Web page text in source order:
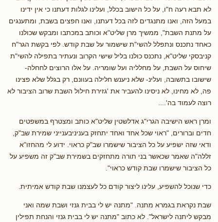
לא תבא רעה ח"ו, על כל הישוב בכלל, ועלינו לגלות דעתנו כי אין ידינו
במעל הזה, ואנו מתנגדים לזה בכל דעתנו, ואנו חפצים בשבת, ומתענגים
על מתנת השבת", ממשיך מרן שליט"א וכותב במכתבו ומבקש שכולנו
כאחד נתכנס ונתפלל להשי"ת שישמור על שבת קודש. לפי בקשת הגר"ח
קניבסקי שליט"א, נתכנס כולנו בליל שישי הקרוב ונעתיר בתפילה להשי"ת
שיחוס על השבת, על מחלליה ועל שומריה. על אלו הרוצים לחחלה-
שישובו בתשובה, ועלינ- שלא ניענש חלילה בעוונם, רק בגלל שלא פצינו
פה, לא מחינו, לא ניסינו להעביר את 'גזירת חילול השבת שרוב הציבור לא
רוצה לעמוד בה'....
ומרן ראש הישיבה הגרי"ג אדלשטין שליט"א כותב ומצטרף במשפטים
חדים וברורים, "ראוי שכל אחד ואחד יתחזק בעניניבענייני שמירת שב"ק,
ודאי שזה ישפיע על כל הציבור שישמרו שב"ק כראוי. ידוע לי מהחזו"א
זללה"ה שאמר שכאשר בני תורה מתחזקים בשמירת שב"ק זה משפיע על
כל הציבור שישמרו שבת קודש כראוי".
כדי שנוכל להשפיע, עלינו ליצור קודם כל לעצמנו שבת קודש אמיתית.
שבת נקראת בגמרא מתנה. "מתנה יש לי בבית גנזי ושבת שמה ואני
מבקש ליתנה לישראל". לא כתוב "מתנה יש לי בבית גנזי והנחת תפילין